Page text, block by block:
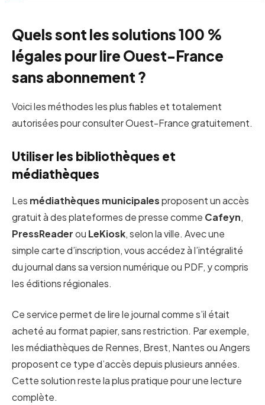
Quels sont les solutions 100 %
légales pour lire Ouest-France
sans abonnement ?
Voici les méthodes les plus fiables et totalement
autorisées pour consulter Ouest-France gratuitement.
Utiliser les bibliothèques et
médiathèques
Les médiathèques municipalesproposent un accès
gratuit à des plateformes de presse comme Cafeyn,
PressReaderou LeKiosk, selon la ville. Avec une
simple carte d’inscription, vous accédez à l’intégralité
du journal dans sa version numérique ou PDF, y compris
les éditions régionales.
Ce service permet de lire le journal comme s’il était
acheté au format papier, sans restriction. Par exemple,
les médiathèques de Rennes, Brest, Nantes ou Angers
proposent ce type d’accès depuis plusieurs années.
Cette solution reste la plus pratique pour une lecture
complète.